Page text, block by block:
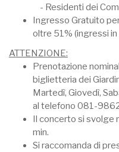
- Residenti dei
Ingresso Gratuito
oltre 51% (ingressi
ATTENZIONE:
Prenotazione
biglietteria dei
Martedì, Giovedì,
al telefono 081-
Il concerto si svolge
min.
Si raccomanda di